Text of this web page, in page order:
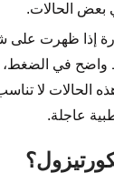
بعض الحالات.
إذا ظهرت
واضح في الضغط،
الحالات لا
عاجلة.